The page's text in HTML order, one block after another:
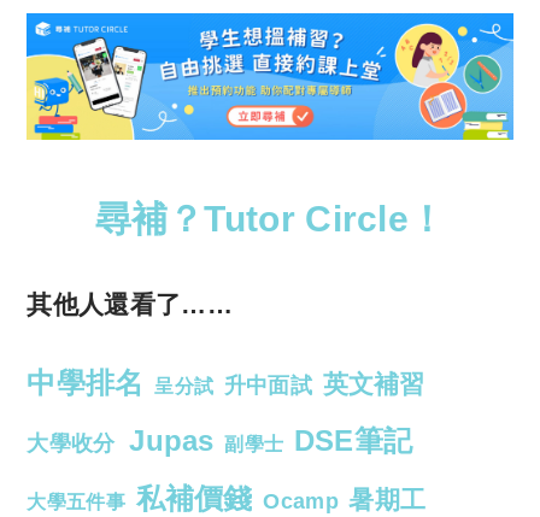
尋補？Tutor Circle！
其他人還看了……
中學排名 呈分試 升中面試 英文補習
大學收分 Jupas 副學士 DSE筆記
大學五件事 私補價錢 Ocamp 暑期工